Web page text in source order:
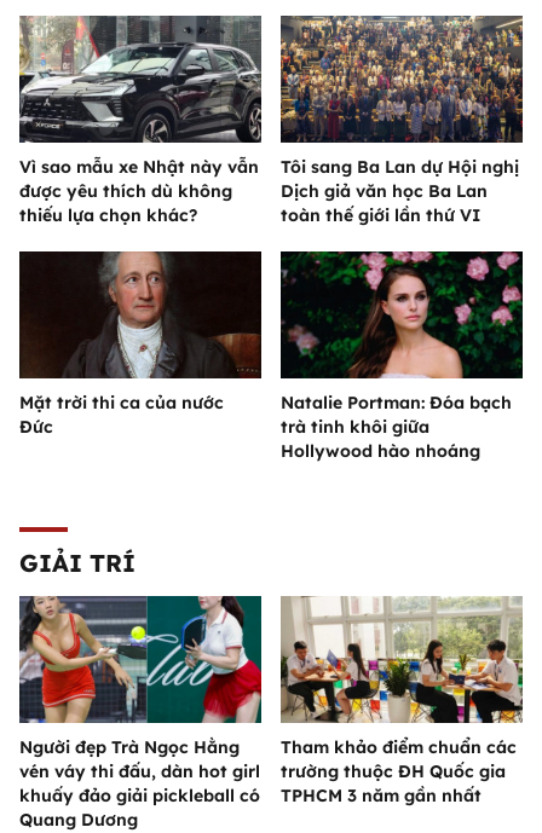
Vì sao mẫu xe Nhật này vẫn
được yêu thích dù không
thiếu lựa chọn khác?
Tôi sang Ba Lan dự Hội nghị
Dịch giả văn học Ba Lan
toàn thế giới lần thứ VI
Mặt trời thi ca của nước
Đức
Natalie Portman: Đóa bạch
trà tinh khôi giữa
Hollywood hào nhoáng
GIẢI TRÍ
Người đẹp Trà Ngọc Hằng
vén váy thi đấu, dàn hot girl
khuấy đảo giải pickleball có
Quang Dương
Tham khảo điểm chuẩn các
trường thuộc ĐH Quốc gia
TPHCM 3 năm gần nhất